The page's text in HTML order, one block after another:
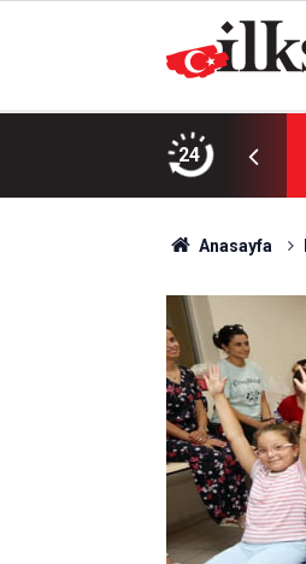
24
mesaisi: Su işlemleri cumartesi de
Anasayfa